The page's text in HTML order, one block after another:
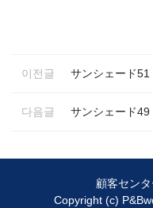
이전글 サンシェード51
다음글 サンシェード49
顧客セン
Copyright (c)